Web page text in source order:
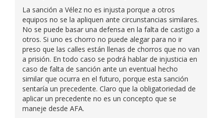
La sanción a Vélez no es injusta porque a otros
equipos no se la apliquen ante circunstancias similares.
No se puede basar una defensa en la falta de castigo a
otros. Si uno es chorro no puede alegar para no ir
preso que las calles están llenas de chorros que no van
a prisión. En todo caso se podrá hablar de injusticia en
caso de falta de sanción ante un eventual hecho
similar que ocurra en el futuro, porque esta sanción
sentaría un precedente. Claro que la obligatoriedad de
aplicar un precedente no es un concepto que se
maneje desde AFA.